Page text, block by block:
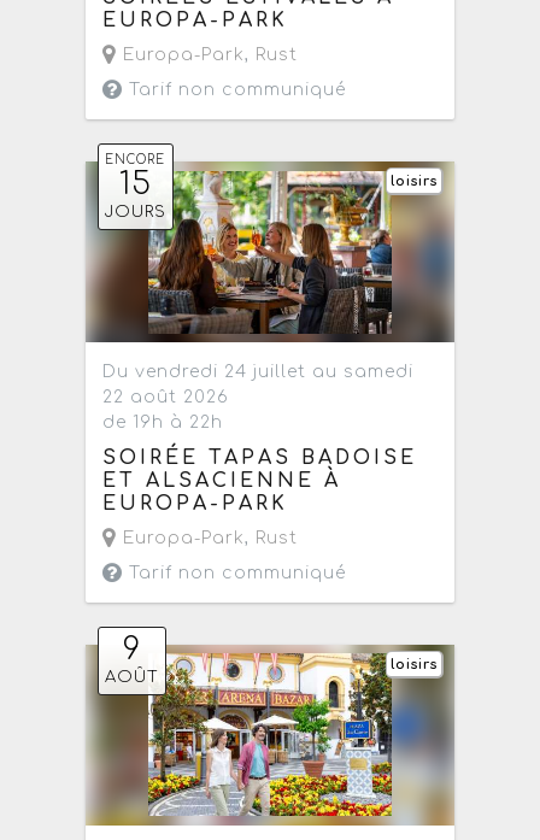
EUROPA-PARK
Europa-Park, Rust
Tarif non communiqué
ENCORE
15
JOURS
loisirs
Du vendredi 24 juillet au samedi
22 août 2026
de 19h à 22h
SOIRÉE TAPAS BADOISE
ET ALSACIENNE À
EUROPA-PARK
Europa-Park, Rust
Tarif non communiqué
9
AOÛT
loisirs